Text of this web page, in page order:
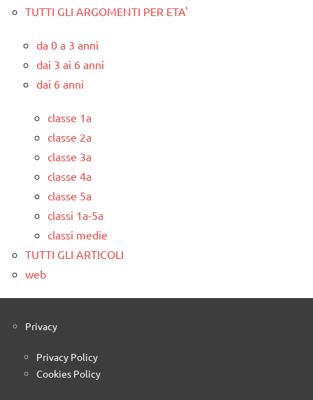
TUTTI GLI ARGOMENTI PER ETA'
da 0 a 3 anni
dai 3 ai 6 anni
dai 6 anni
classe 1a
classe 2a
classe 3a
classe 4a
classe 5a
classi 1a-5a
classi medie
TUTTI GLI ARTICOLI
web
Privacy
Privacy Policy
Cookies Policy